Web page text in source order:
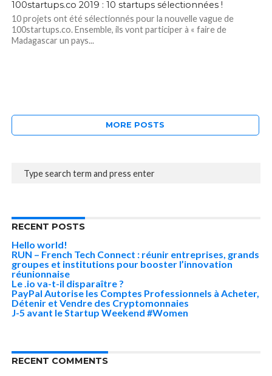
100startups.co 2019 : 10 startups sélectionnées !
10 projets ont été sélectionnés pour la nouvelle vague de
100startups.co. Ensemble, ils vont participer à « faire de
Madagascar un pays...
MORE POSTS
RECENT POSTS
Hello world!
RUN – French Tech Connect : réunir entreprises, grands
groupes et institutions pour booster l’innovation
réunionnaise
Le .io va-t-il disparaître ?
PayPal Autorise les Comptes Professionnels à Acheter,
Détenir et Vendre des Cryptomonnaies
J-5 avant le Startup Weekend #Women
RECENT COMMENTS